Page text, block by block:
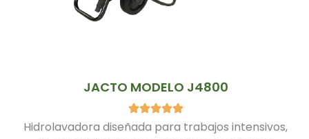
JACTO MODELO J4800
Hidrolavadora diseñada para trabajos intensivos,